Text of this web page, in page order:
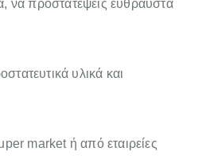
να προστατέψεις εύθραυστα
υλικά και
market ή από εταιρείες